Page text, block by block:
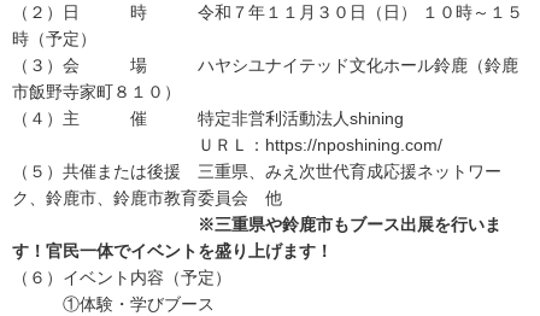
（２）日 時 令和７年１１月３０日（日） １０時～１５
時（予定）
（３）会 場 ハヤシユナイテッド文化ホール鈴鹿（鈴鹿
市飯野寺家町８１０）
（４）主 催 特定非営利活動法人shining
ＵＲＬ：https://nposhining.com/
（５）共催または後援 三重県、みえ次世代育成応援ネットワー
ク、鈴鹿市、鈴鹿市教育委員会 他
※三重県や鈴鹿市もブース出展を行いま
す！官民一体でイベントを盛り上げます！
（６）イベント内容（予定）
①体験・学びブース